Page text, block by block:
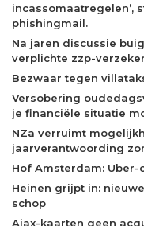
incassomaatregelen’,
phishingmail.
Na jaren discussie
verplichte zzp-
Bezwaar tegen
Versobering
je financiële situatie
NZa verruimt
jaarverantwoording
Hof Amsterdam:
Heinen grijpt in:
schop
Ajax-kaarten geen